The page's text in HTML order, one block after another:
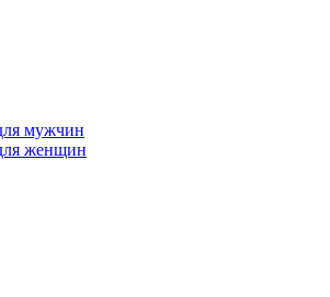
мужчин
женщин